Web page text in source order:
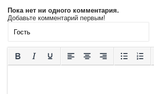
Пока нет ни одного комментария.
Добавьте комментарий первым!